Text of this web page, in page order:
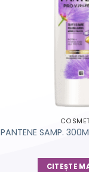
PANTENE SAMP.
CITEȘTE